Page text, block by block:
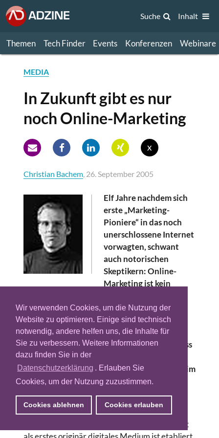
Wir verwenden Cookies, um die Nutzung der
Website zu optimieren. Einige sind technisch
notwendig, andere helfen uns, die Inhalte für
Sie zu verbessern. Weitere Informationen
dazu finden Sie in der
Datenschutzerklärung . Erlauben Sie
Cookies, um der Nutzung zuzustimmen.
Cookies ablehnen Cookies erlauben
Themen Tech Finder Events Konferenzen Webinare
Suche Inhalt
MEDIA
In Zukunft gibt es nur
noch Online-Marketing
x
Christian Bachem, 26. September 2005
Elf Jahre nachdem sich
erste „Marketing-
Pioniere“ in das noch
unerschlossene Internet
vorwagten, schwant
auch notorischen
Skeptikern: Online-
Marketing ist kein
Die Erkenntnis, dass sich das Internet als
Marketingplattform durchgesetzt hat, ist
offensichtlich und aus heutiger Sicht wenig
überraschend. Erstaunlich bleibt jedoch, dass
viele Marketingentscheider in eben dieser
Betrachtung des Hier und Jetzt verharren – im
guten Glauben, den durch das Internet
ausgelösten Wandel im Griff oder gar hinter
sich zu haben.
Dabei stehen wir erst am Anfang. Das Internet